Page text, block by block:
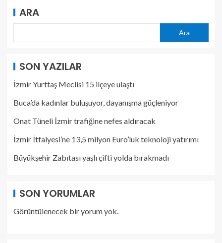
ARA
Ara
SON YAZILAR
İzmir Yurttaş Meclisi 15 ilçeye ulaştı
Buca’da kadınlar buluşuyor, dayanışma güçleniyor
Onat Tüneli İzmir trafiğine nefes aldıracak
İzmir İtfaiyesi’ne 13,5 milyon Euro’luk teknoloji yatırımı
Büyükşehir Zabıtası yaşlı çifti yolda bırakmadı
SON YORUMLAR
Görüntülenecek bir yorum yok.